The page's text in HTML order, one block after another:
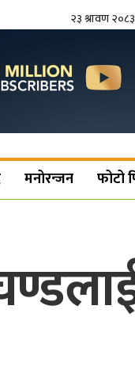
२३ श्रावण
मनोरन्जन फोटो